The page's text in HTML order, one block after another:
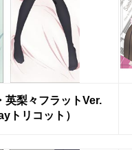
英梨々フラットVer.
トリコット）